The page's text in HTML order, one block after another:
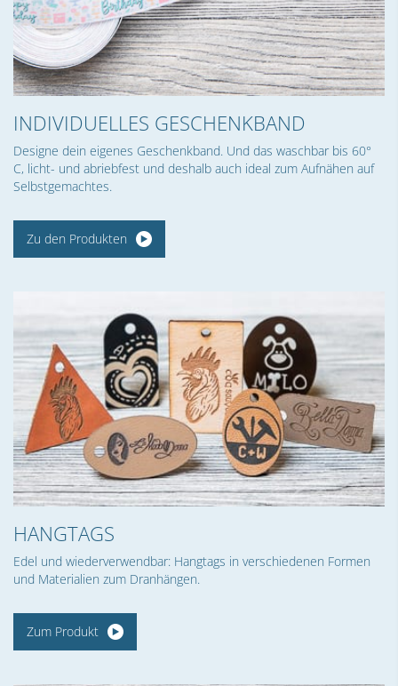
INDIVIDUELLES GESCHENKBAND
Designe dein eigenes Geschenkband. Und das waschbar bis 60°
C, licht- und abriebfest und deshalb auch ideal zum Aufnähen auf
Selbstgemachtes.
Zu den Produkten
HANGTAGS
Edel und wiederverwendbar: Hangtags in verschiedenen Formen
und Materialien zum Dranhängen.
Zum Produkt